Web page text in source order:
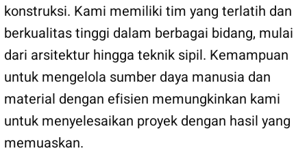
konstruksi. Kami memiliki tim yang terlatih dan
berkualitas tinggi dalam berbagai bidang, mulai
dari arsitektur hingga teknik sipil. Kemampuan
untuk mengelola sumber daya manusia dan
material dengan efisien memungkinkan kami
untuk menyelesaikan proyek dengan hasil yang
memuaskan.